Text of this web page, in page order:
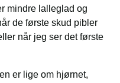
mindre lalleglad og
de første skud pibler
når jeg ser det første
er lige om hjørnet,